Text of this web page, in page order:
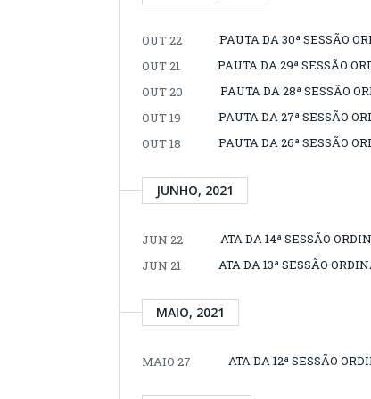
OUT 22
PAUTA DA 30ª SESSÃO
OUT 21
PAUTA DA 29ª SESSÃO
OUT 20
PAUTA DA 28ª SESSÃO
OUT 19
PAUTA DA 27ª SESSÃO
OUT 18
PAUTA DA 26ª SESSÃO
JUNHO, 2021
JUN 22
ATA DA 14ª SESSÃO
JUN 21
ATA DA 13ª SESSÃO
MAIO, 2021
MAIO 27 ATA DA 12ª SESSÃO